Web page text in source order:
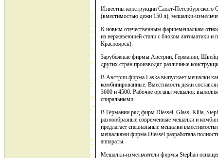
Известны конструкции Санкт-
(вместимостью дежи 150 л), мешалки-
К новым отечественным фаршемешалкам
из нержавеющей стали с блоком автоматики
Красноярск).
Зарубежные фирмы Австрии, Германии,
других стран производят различные
В Австрии фирма Laska выпускает мешалки
комбинированные. Вместимость дежи
3600 и 4500. Рабочие органы мешалок
спиральными.
В Германии ряд фирм Diessel, Glass, Kilia,
разнообразные современные мешалки и
предлагает специальные мешалки
мешалками фирма Diessel разработала
аппараты.
Мешалки-измельчители фирмы Stephan